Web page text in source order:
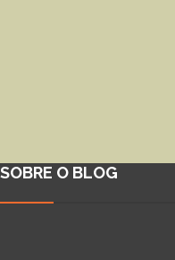
SOBRE O BLOG